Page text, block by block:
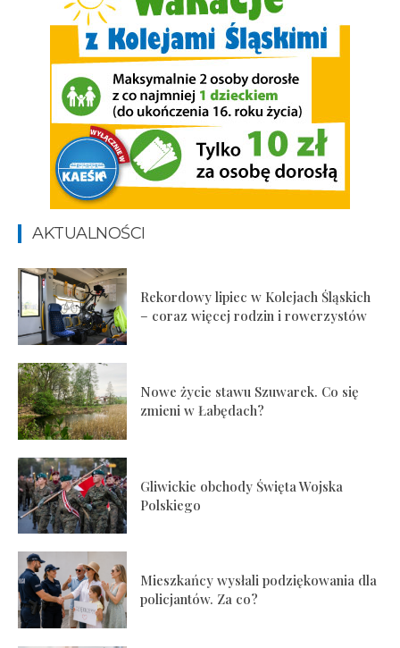
AKTUALNOŚCI
Rekordowy lipiec w Kolejach Śląskich
– coraz więcej rodzin i rowerzystów
Nowe życie stawu Szuwarek. Co się
zmieni w Łabędach?
Gliwickie obchody Święta Wojska
Polskiego
Mieszkańcy wysłali podziękowania dla
policjantów. Za co?